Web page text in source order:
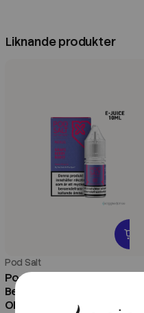
Liknande produkter
Pod Salt
Pod Salt Nexus | Grape
Berry Burst | 10ml E-Juice |
OBS!! Kort/Utgånget Datum